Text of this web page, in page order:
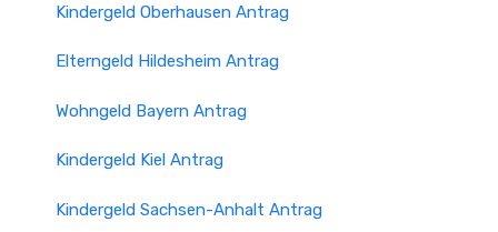
Kindergeld Oberhausen Antrag
Elterngeld Hildesheim Antrag
Wohngeld Bayern Antrag
Kindergeld Kiel Antrag
Kindergeld Sachsen-Anhalt Antrag